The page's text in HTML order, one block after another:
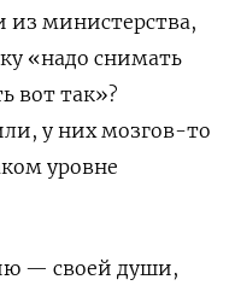
из министерства,
«надо снимать
вот так»?
у них мозгов-то
уровне
— своей души,